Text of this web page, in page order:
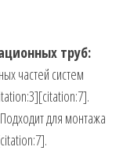
труб:
частей систем
Подходит для монтажа